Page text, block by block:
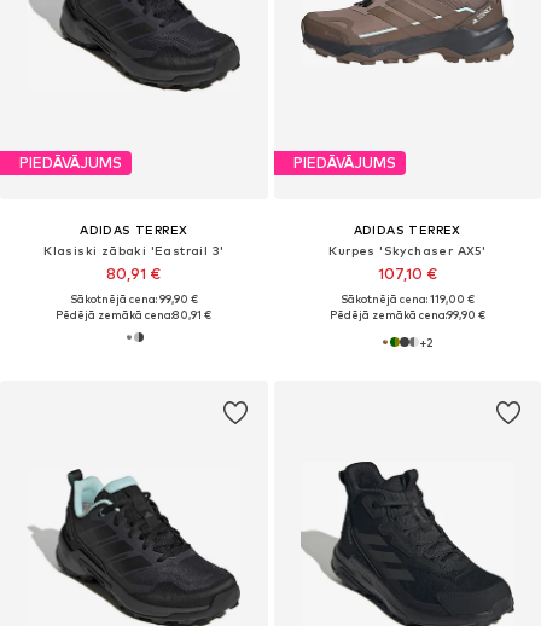
PIEDĀVĀJUMS
ADIDAS TERREX
Klasiski zābaki 'Eastrail 3'
80,91 €
Sākotnējā cena: 99,90 €
Pēdējā zemākā cena:80,91 €
PIEDĀVĀJUMS
ADIDAS TERREX
Kurpes 'Skychaser AX5'
107,10 €
Sākotnējā cena: 119,00 €
Pēdējā zemākā cena:99,90 €
+2